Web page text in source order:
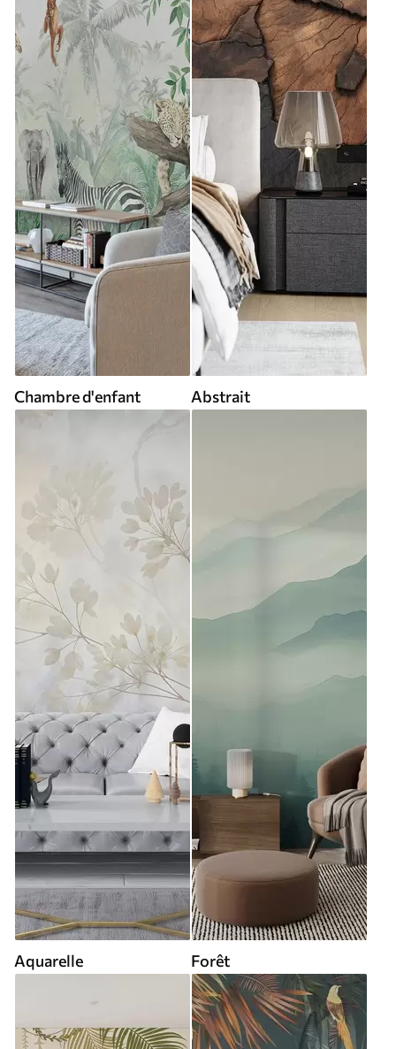
Chambre d'enfant Abstrait
Aquarelle Forêt